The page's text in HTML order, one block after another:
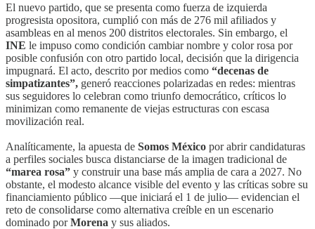
El nuevo partido, que se presenta como fuerza de izquierda
progresista opositora, cumplió con más de 276 mil afiliados y
asambleas en al menos 200 distritos electorales. Sin embargo, el
INE le impuso como condición cambiar nombre y color rosa por
posible confusión con otro partido local, decisión que la dirigencia
impugnará. El acto, descrito por medios como “decenas de
simpatizantes”, generó reacciones polarizadas en redes: mientras
sus seguidores lo celebran como triunfo democrático, críticos lo
minimizan como remanente de viejas estructuras con escasa
movilización real.
Analíticamente, la apuesta de Somos México por abrir candidaturas
a perfiles sociales busca distanciarse de la imagen tradicional de
“marea rosa” y construir una base más amplia de cara a 2027. No
obstante, el modesto alcance visible del evento y las críticas sobre su
financiamiento público —que iniciará el 1 de julio— evidencian el
reto de consolidarse como alternativa creíble en un escenario
dominado porMorena y sus aliados.